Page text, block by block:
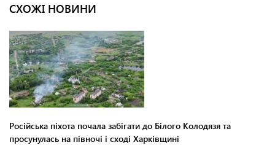
СХОЖІ НОВИНИ
Російська піхота почала забігати до Білого Колодязя та
просунулась на півночі і сході Харківщині